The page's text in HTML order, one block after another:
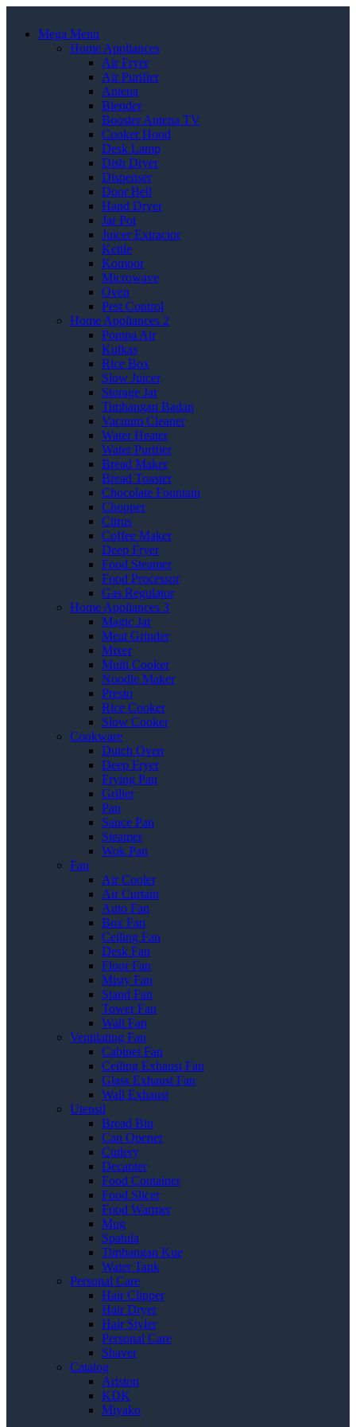
Mega Menu
Home Appliances
Air Fryer
Air Purifier
Antena
Blender
Booster Antena TV
Cooker Hood
Desk Lamp
Dish Dryer
Dispenser
Door Bell
Hand Dryer
Jar Pot
Juicer Extractor
Kettle
Kompor
Microwave
Oven
Pest Control
Home Appliances 2
Pompa Air
Kulkas
Rice Box
Slow Juicer
Storage Jar
Timbangan Badan
Vacuum Cleaner
Water Heater
Water Purifier
Bread Maker
Bread Toaster
Chocolate Fountain
Chopper
Citrus
Coffee Maker
Deep Fryer
Food Steamer
Food Processor
Gas Regulator
Home Appliances 3
Magic Jar
Meat Grinder
Mixer
Multi Cooker
Noodle Maker
Presto
Rice Cooker
Slow Cooker
Cookware
Dutch Oven
Deep Fryer
Frying Pan
Griller
Pan
Sauce Pan
Steamer
Wok Pan
Fan
Air Cooler
Air Curtain
Auto Fan
Box Fan
Ceiling Fan
Desk Fan
Floor Fan
Misty Fan
Stand Fan
Tower Fan
Wall Fan
Ventilating Fan
Cabinet Fan
Ceiling Exhaust Fan
Glass Exhaust Fan
Wall Exhaust
Utensil
Bread Bin
Can Opener
Cutlery
Decanter
Food Container
Food Slicer
Food Warmer
Mug
Spatula
Timbangan Kue
Water Tank
Personal Care
Hair Clipper
Hair Dryer
Hair Styler
Personal Care
Shaver
Catalog
Ariston
KDK
Miyako